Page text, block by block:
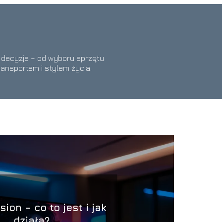
– od wyboru sprzętu
i stylem życia.
– co to jest i jak